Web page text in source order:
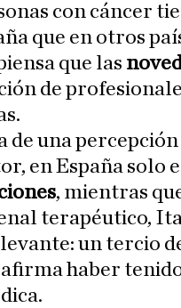
con cáncer
que en otros
que las
de
de una
en España solo
, mientras
terapéutico,
un tercio
haber